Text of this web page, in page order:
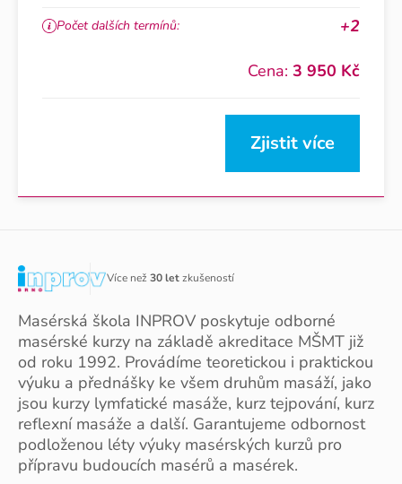
Počet dalších termínů: +2
Cena: 3 950 Kč
Zjistit více
Více než30 letzkušeností
Masérská škola INPROV poskytuje odborné
masérské kurzy na základě akreditace MŠMT již
od roku 1992. Provádíme teoretickou i praktickou
výuku a přednášky ke všem druhům masáží, jako
jsou kurzy lymfatické masáže, kurz tejpování, kurz
reflexní masáže a další. Garantujeme odbornost
podloženou léty výuky masérských kurzů pro
přípravu budoucích masérů a masérek.